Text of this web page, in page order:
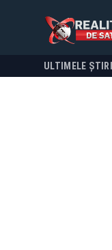
ULTIMELE ȘTIRI